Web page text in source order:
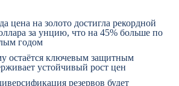
цена на золото достигла рекордной
за унцию, что на 45% больше по
годом
остаётся ключевым защитным
устойчивый рост цен
резервов будет